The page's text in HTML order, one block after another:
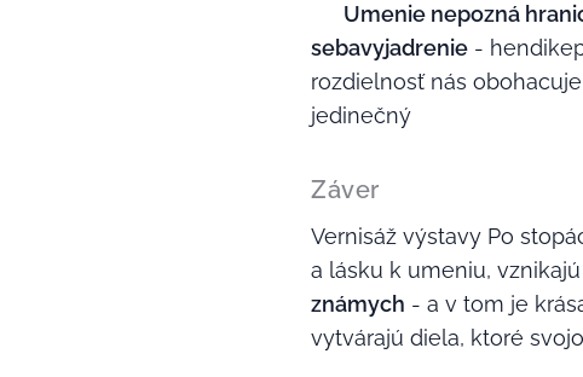
Umenie nepozná
sebavyjadrenie -
rozdielnosť nás
jedinečný
Záver
Vernisáž výstavy Po
a lásku k umeniu,
známych - a v tom je
vytvárajú diela, ktoré